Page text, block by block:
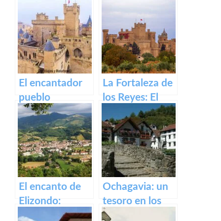
antigua fábrica
de Orbaizeta
Irati
El encantador
pueblo
medieval de
Olite y su
impresionante
Castillo Palacio
Real.
La Fortaleza de
los Reyes: El
Castillo de Olite
El encanto de
Elizondo:
Descubre la
Ochagavia: un
tesoro en los
Pirineos